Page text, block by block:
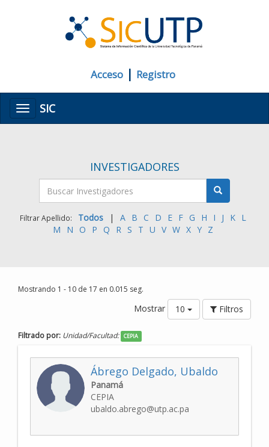
Acceso | Registro
MenúSIC
INVESTIGADORES
Filtrar Apellido: Todos | A B C D E F G H I J K L
M
N O P Q R S T U V W X Y Z
Mostrando 1 - 10 de 17 en 0.015 seg.
Mostrar 10 Filtros
Filtrado por: Unidad/Facultad: CEPIA
Ábrego Delgado, Ubaldo
Panamá
CEPIA
ubaldo.abrego@utp.ac.pa